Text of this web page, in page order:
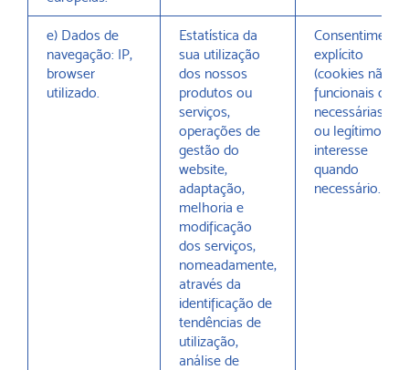
e) Dados de
navegação: IP,
browser
utilizado.
Estatística da
sua utilização
dos nossos
produtos ou
serviços,
operações de
gestão do
website,
adaptação,
melhoria e
modificação
dos serviços,
nomeadamente,
através da
identificação de
tendências de
utilização,
análise de
Consentimento
explícito
(cookies não
funcionais ou
necessárias)
ou legítimo
interesse
quando
necessário.